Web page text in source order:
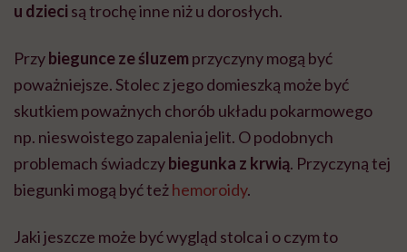
u dzieci są trochę inne niż u dorosłych.
Przybiegunce ze śluzem przyczyny mogą być
poważniejsze. Stolec z jego domieszką może być
skutkiem poważnych chorób układu pokarmowego
np. nieswoistego zapalenia jelit. O podobnych
problemach świadczybiegunka z krwią. Przyczyną tej
biegunki mogą być teżhemoroidy.
Jaki jeszcze może być wygląd stolca i o czym to